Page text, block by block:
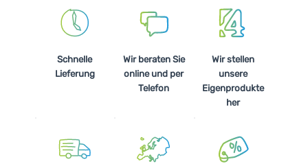
Schnelle
Lieferung
Wir beraten Sie
online und per
Telefon
Wir stellen
unsere
Eigenprodukte
her